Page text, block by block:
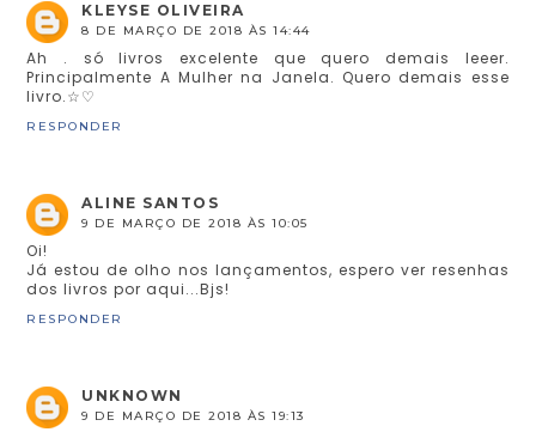
KLEYSE OLIVEIRA
8 DE MARÇO DE 2018 ÀS 14:44
Ah . só livros excelente que quero demais leeer.
Principalmente A Mulher na Janela. Quero demais esse
livro.☆♡
RESPONDER
ALINE SANTOS
9 DE MARÇO DE 2018 ÀS 10:05
Oi!
Já estou de olho nos lançamentos, espero ver resenhas
dos livros por aqui...Bjs!
RESPONDER
UNKNOWN
9 DE MARÇO DE 2018 ÀS 19:13